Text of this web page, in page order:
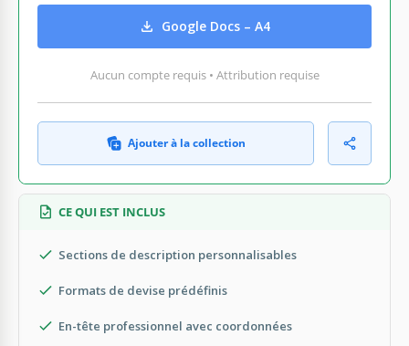
Google Docs – A4
Aucun compte requis • Attribution requise
Ajouter à la collection
CE QUI EST INCLUS
Sections de description personnalisables
Formats de devise prédéfinis
En-tête professionnel avec coordonnées